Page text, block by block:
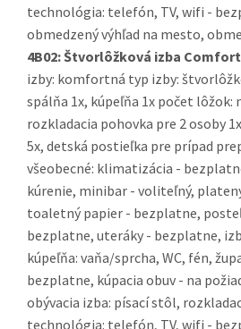
technológia: telefón, TV, wifi -
obmedzený výhľad na mesto,
4B02:Štvorlôžková izba Comfort
izby: komfortná typ izby:
spálňa 1x, kúpeľňa 1x počet lôžok:
rozkladacia pohovka pre 2 osoby
5x, detská postieľka pre prípad
všeobecné: klimatizácia -
kúrenie, minibar - voliteľný,
toaletný papier - bezplatne,
bezplatne, uteráky - bezplatne,
kúpeľňa: vaňa/sprcha, WC, fén,
bezplatne, kúpacia obuv - na
obývacia izba: písací stôl,
technológia: telefón, TV, wifi -